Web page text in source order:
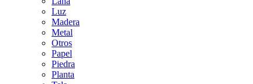
Luz
Madera
Metal
Otros
Papel
Piedra
Planta